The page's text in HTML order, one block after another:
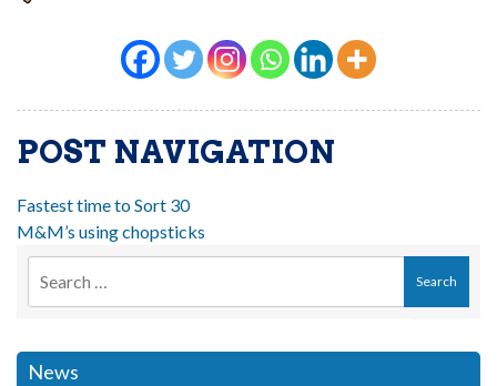
POST NAVIGATION
Fastest time to Sort 30
M&M’s using chopsticks
News